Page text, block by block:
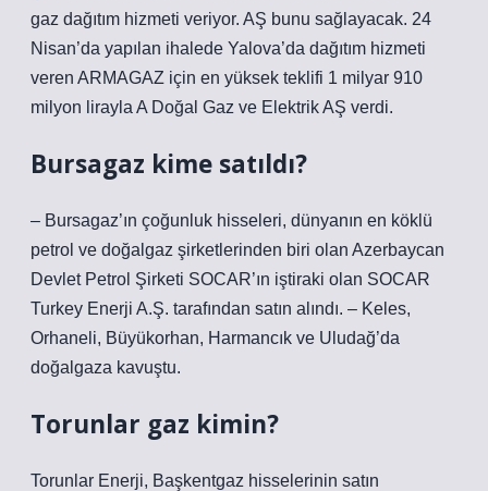
gaz dağıtım hizmeti veriyor. AŞ bunu sağlayacak. 24
Nisan’da yapılan ihalede Yalova’da dağıtım hizmeti
veren ARMAGAZ için en yüksek teklifi 1 milyar 910
milyon lirayla A Doğal Gaz ve Elektrik AŞ verdi.
Bursagaz kime satıldı?
– Bursagaz’ın çoğunluk hisseleri, dünyanın en köklü
petrol ve doğalgaz şirketlerinden biri olan Azerbaycan
Devlet Petrol Şirketi SOCAR’ın iştiraki olan SOCAR
Turkey Enerji A.Ş. tarafından satın alındı. – Keles,
Orhaneli, Büyükorhan, Harmancık ve Uludağ’da
doğalgaza kavuştu.
Torunlar gaz kimin?
Torunlar Enerji, Başkentgaz hisselerinin satın